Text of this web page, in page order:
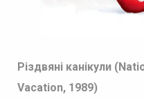
Різдвяні канікули
Vacation, 1989)